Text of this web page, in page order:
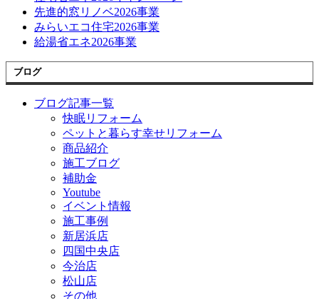
先進的窓リノベ2026事業
みらいエコ住宅2026事業
給湯省エネ2026事業
ブログ
ブログ記事一覧
快眠リフォーム
ペットと暮らす幸せリフォーム
商品紹介
施工ブログ
補助金
Youtube
イベント情報
施工事例
新居浜店
四国中央店
今治店
松山店
その他